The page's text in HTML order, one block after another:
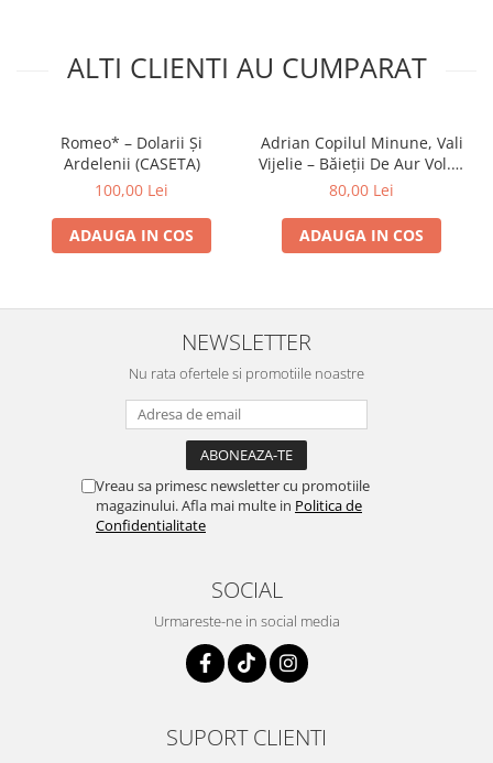
ALTI CLIENTI AU CUMPARAT
Romeo* – Dolarii Și
Ardelenii (CASETA)
100,00 Lei
ADAUGA IN COS
Adrian Copilul Minune, Vali
Vijelie – Băieții De Aur Vol. 4
(CASETA)
80,00 Lei
ADAUGA IN COS
NEWSLETTER
Nu rata ofertele si promotiile noastre
Vreau sa primesc newsletter cu promotiile
magazinului. Afla mai multe in Politica de
Confidentialitate
SOCIAL
Urmareste-ne in social media
SUPORT CLIENTI